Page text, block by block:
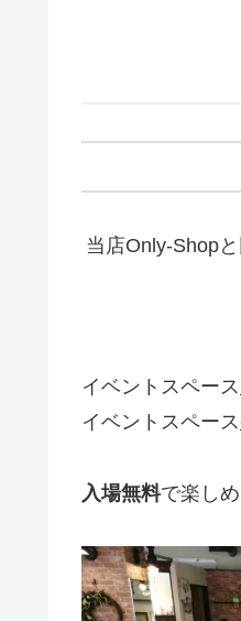
当店Only-Shop
イベントスペース
イベントスペース
入場無料で楽し